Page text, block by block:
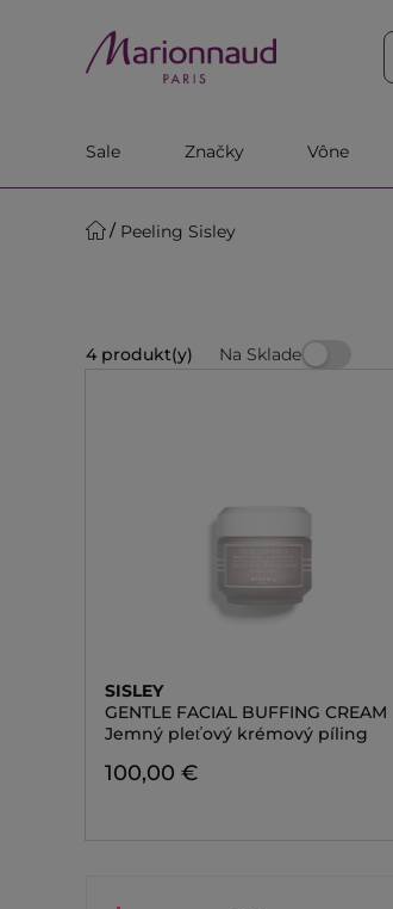
Sale Značky Vône
Peeling Sisley
4 produkt(y) Na Sklade
SISLEY
GENTLE FACIAL BUFFING CREAM
Jemný pleťový krémový píling
100,00 €